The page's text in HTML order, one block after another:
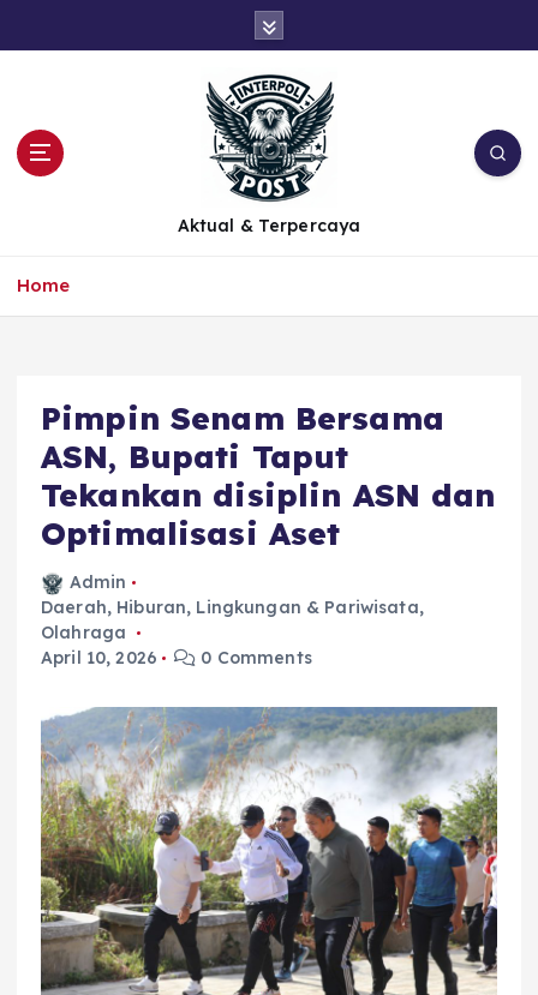
Aktual & Terpercaya
Home
Pimpin Senam Bersama
ASN, Bupati Taput
Tekankan disiplin ASN dan
Optimalisasi Aset
Admin
Daerah, Hiburan, Lingkungan & Pariwisata,
Olahraga
April 10, 2026
0 Comments